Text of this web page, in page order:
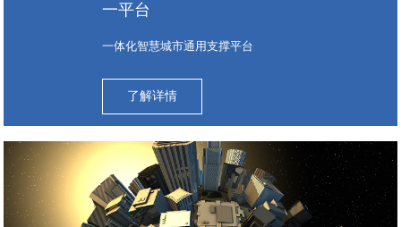
一平台
一体化智慧城市通用支撑平台
了解详情